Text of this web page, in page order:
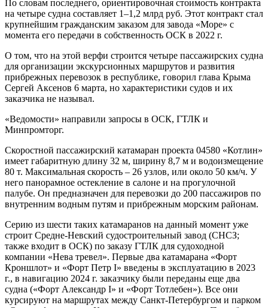
По словам последнего, ориентировочная стоимость контракта
на четыре судна составляет 1–1,2 млрд руб. Этот контракт стал
крупнейшим гражданским заказом для завода «Море» с
момента его передачи в собственность ОСК в 2022 г.
О том, что на этой верфи строится четыре пассажирских судна
для организации экскурсионных маршрутов и развития
прибрежных перевозок в республике, говорил глава Крыма
Сергей Аксенов 6 марта, но характеристики судов и их
заказчика не называл.
«Ведомости» направили запросы в ОСК, ГТЛК и
Минпромторг.
Скоростной пассажирский катамаран проекта 04580 «Котлин»
имеет габаритную длину 32 м, ширину 8,7 м и водоизмещение
80 т. Максимальная скорость – 26 узлов, или около 50 км/ч. У
него панорамное остекление в салоне и на прогулочной
палубе. Он предназначен для перевозки до 200 пассажиров по
внутренним водным путям и прибрежным морским районам.
Серию из шести таких катамаранов на данный момент уже
строит Средне-Невский судостроительный завод (СНСЗ;
также входит в ОСК) по заказу ГТЛК для судоходной
компании «Нева тревел». Первые два катамарана «Форт
Кроншлот» и «Форт Петр I» введены в эксплуатацию в 2023
г., в навигацию 2024 г. заказчику были переданы еще два
судна («Форт Александр I» и «Форт Тотлебен»). Все они
курсируют на маршрутах между Санкт-Петербургом и парком